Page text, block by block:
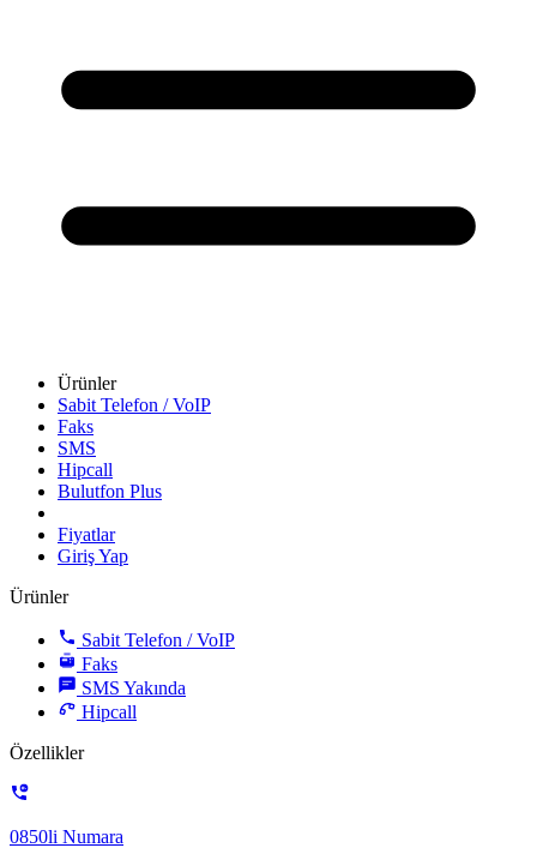
Ürünler
Sabit Telefon / VoIP
Faks
SMS
Hipcall
Bulutfon Plus
Fiyatlar
Giriş Yap
Ürünler
Sabit Telefon / VoIP
Faks
SMS Yakında
Hipcall
Özellikler
0850li Numara